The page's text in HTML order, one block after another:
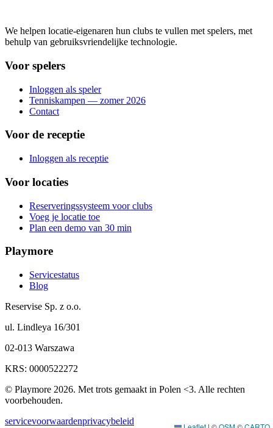
We helpen locatie-eigenaren hun clubs te vullen met spelers, met
behulp van gebruiksvriendelijke technologie.
Voor spelers
Inloggen als speler
Tenniskampen — zomer 2026
Contact
Voor de receptie
Inloggen als receptie
Voor locaties
Reserveringssysteem voor clubs
Voeg je locatie toe
Plan een demo van 30 min
Playmore
Servicestatus
Blog
Reservise Sp. z o.o.
ul. Lindleya 16/301
02-013 Warszawa
KRS: 0000522272
© Playmore 2026. Met trots gemaakt in Polen <3. Alle rechten
voorbehouden.
servicevoorwaardenprivacybeleid